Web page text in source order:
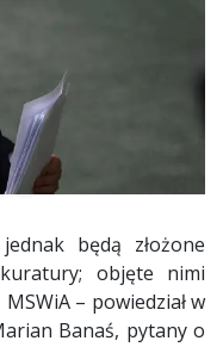
będą złożone
objęte nimi
– powiedział w
Banaś, pytany o